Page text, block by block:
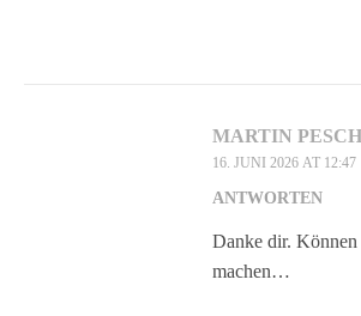
MARTIN PESCH
16. JUNI 2026 AT 12:47
ANTWORTEN
Danke dir.
machen…